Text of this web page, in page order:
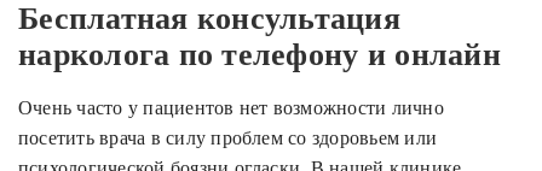
Бесплатная консультация
нарколога по телефону и онлайн
Очень часто у пациентов нет возможности лично
посетить врача в силу проблем со здоровьем или